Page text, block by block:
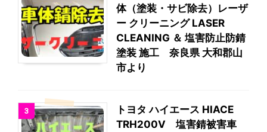
体（塗装・サビ除去）レーザ
ー クリーニング LASER
CLEANING ＆ 塩害防止防錆
塗装 施工 奈良県 大和郡山
市より
3
トヨタ ハイエース HIACE
TRH200V 塩害錆被害車